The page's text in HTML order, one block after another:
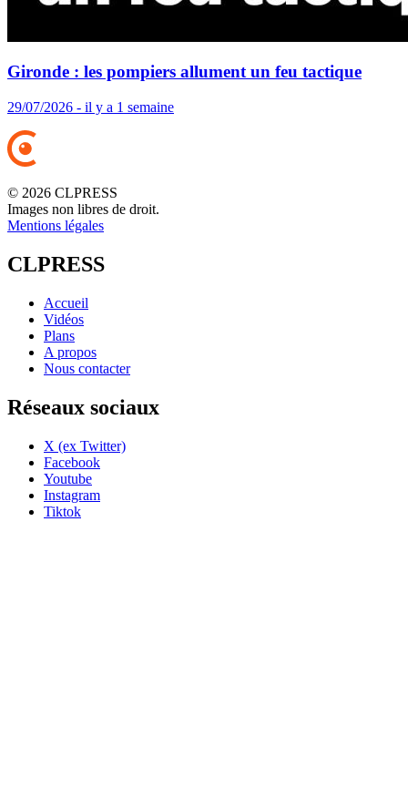
Gironde : les pompiers allument un feu tactique
29/07/2026 - il y a 1 semaine
© 2026 CLPRESS
Images non libres de droit.
Mentions légales
CLPRESS
Accueil
Vidéos
Plans
A propos
Nous contacter
Réseaux sociaux
X (ex Twitter)
Facebook
Youtube
Instagram
Tiktok